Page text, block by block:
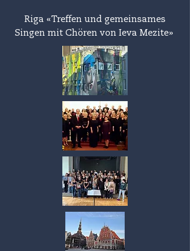
Riga «Treffen und gemeinsames
Singen mit Chören von Ieva Mezite»